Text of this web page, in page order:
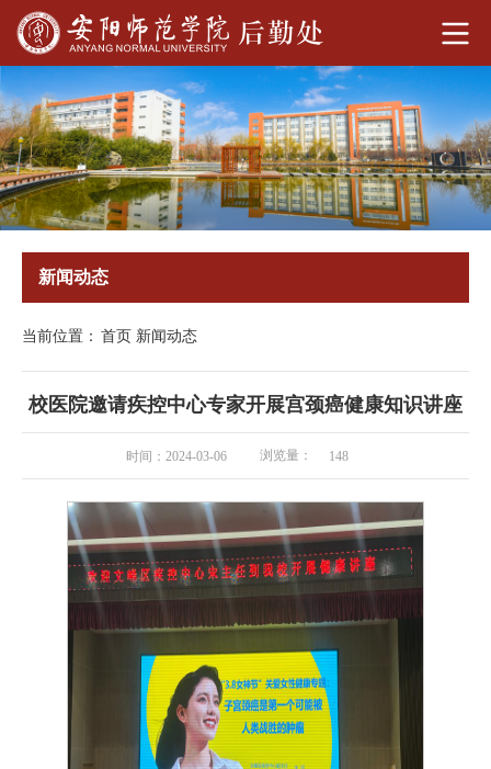
新闻动态
当前位置： 首页 新闻动态
校医院邀请疾控中心专家开展宫颈癌健康知识讲座
时间：2024-03-06 浏览量： 148